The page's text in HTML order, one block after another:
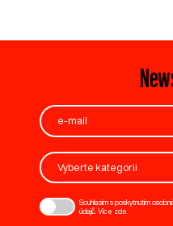
Vyberte kategorii
Souhlasím s poskytnutím
údajů. Více zde